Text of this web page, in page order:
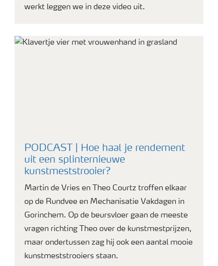
werkt leggen we in deze video uit.
PODCAST | Hoe haal je rendement
uit een splinternieuwe
kunstmeststrooier?
Martin de Vries en Theo Courtz troffen elkaar
op de Rundvee en Mechanisatie Vakdagen in
Gorinchem. Op de beursvloer gaan de meeste
vragen richting Theo over de kunstmestprijzen,
maar ondertussen zag hij ook een aantal mooie
kunstmeststrooiers staan.